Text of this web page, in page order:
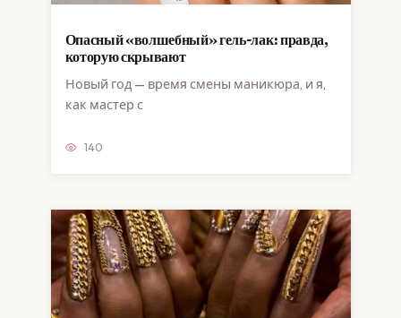
Опасный «волшебный» гель-лак: правда,
которую скрывают
Новый год — время смены маникюра, и я,
как мастер с
140